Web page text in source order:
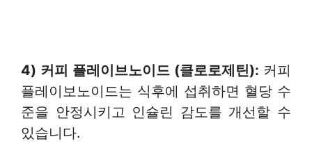
4) 커피 플레이브노이드 (클로로제틴): 커피
플레이보노이드는 식후에 섭취하면 혈당 수
준을 안정시키고 인슐린 감도를 개선할 수
있습니다.